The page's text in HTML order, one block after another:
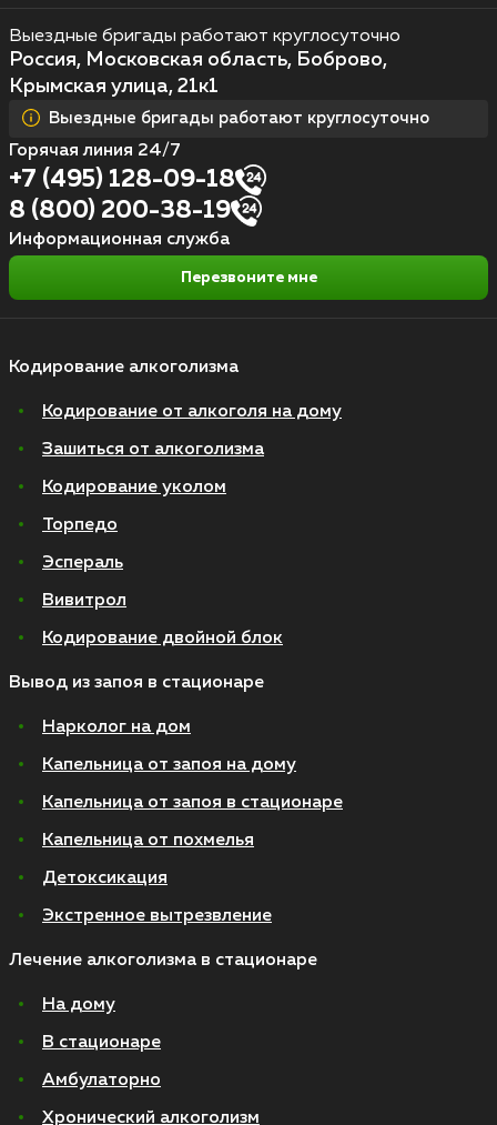
Кодирование алкоголизма
Кодирование от алкоголя на дому
Зашиться от алкоголизма
Кодирование уколом
Торпедо
Эспераль
Вивитрол
Кодирование двойной блок
Вывод из запоя в стационаре
Нарколог на дом
Капельница от запоя на дому
Капельница от запоя в стационаре
Капельница от похмелья
Детоксикация
Экстренное вытрезвление
Лечение алкоголизма в стационаре
На дому
В стационаре
Амбулаторно
Хронический алкоголизм
Выездные бригады работают круглосуточно
Россия, Московская область, Боброво,
Крымская улица, 21к1
Выездные бригады работают круглосуточно
Горячая линия 24/7
+7 (495) 128-09-18
8 (800) 200-38-19
Информационная служба
Перезвоните мне